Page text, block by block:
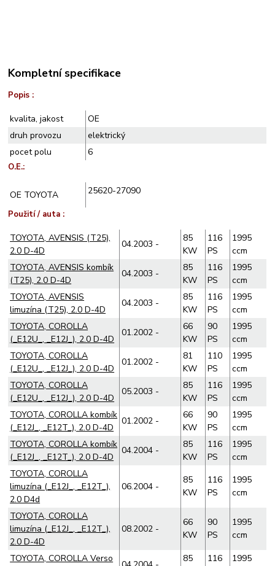
Kompletní specifikace
Popis :
kvalita, jakost
OE
druh provozu
elektrický
pocet polu
6
O.E.:
OE TOYOTA 25620-27090
Použití / auta :
TOYOTA, AVENSIS (T25),
2.0 D-4D
04.2003 -
85
KW
116
PS
1995
ccm
TOYOTA, AVENSIS kombík
(T25), 2.0 D-4D
04.2003 -
85
KW
116
PS
1995
ccm
TOYOTA, AVENSIS
limuzína (T25), 2.0 D-4D
04.2003 -
85
KW
116
PS
1995
ccm
TOYOTA, COROLLA
(_E12U_, _E12J_), 2.0 D-4D
01.2002 -
66
KW
90
PS
1995
ccm
TOYOTA, COROLLA
(_E12U_, _E12J_), 2.0 D-4D
01.2002 -
81
KW
110
PS
1995
ccm
TOYOTA, COROLLA
(_E12U_, _E12J_), 2.0 D-4D
05.2003 -
85
KW
116
PS
1995
ccm
TOYOTA, COROLLA kombík
(_E12J_, _E12T_), 2.0 D-4D
01.2002 -
66
KW
90
PS
1995
ccm
TOYOTA, COROLLA kombík
(_E12J_, _E12T_), 2.0 D-4D
04.2004 -
85
KW
116
PS
1995
ccm
TOYOTA, COROLLA
limuzína (_E12J_, _E12T_),
2.0 D4d
06.2004 -
85
KW
116
PS
1995
ccm
TOYOTA, COROLLA
limuzína (_E12J_, _E12T_),
2.0 D-4D
08.2002 -
66
KW
90
PS
1995
ccm
TOYOTA, COROLLA Verso
85
116
1995